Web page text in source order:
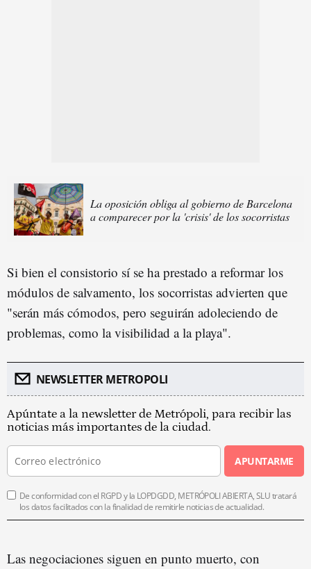
La oposición obliga al gobierno de Barcelona
a comparecer por la 'crisis' de los socorristas
Si bien el consistorio sí se ha prestado a reformar los
módulos de salvamento, los socorristas advierten que
"serán más cómodos, pero seguirán adoleciendo de
problemas, como la visibilidad a la playa".
NEWSLETTER METROPOLI
Apúntate a la newsletter de Metrópoli, para recibir las
noticias más importantes de la ciudad.
APUNTARME
De conformidad con el RGPD y la LOPDGDD, METRÓPOLI ABIERTA, SLU tratará
los datos facilitados con la finalidad de remitirle noticias de actualidad.
Las negociaciones siguen en punto muerto, con